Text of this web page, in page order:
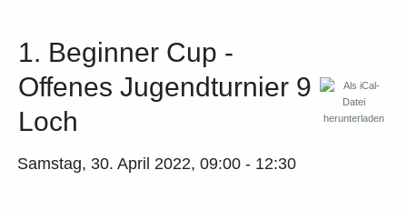
1. Beginner Cup -
Offenes Jugendturnier 9
Loch
Samstag, 30. April 2022, 09:00 - 12:30